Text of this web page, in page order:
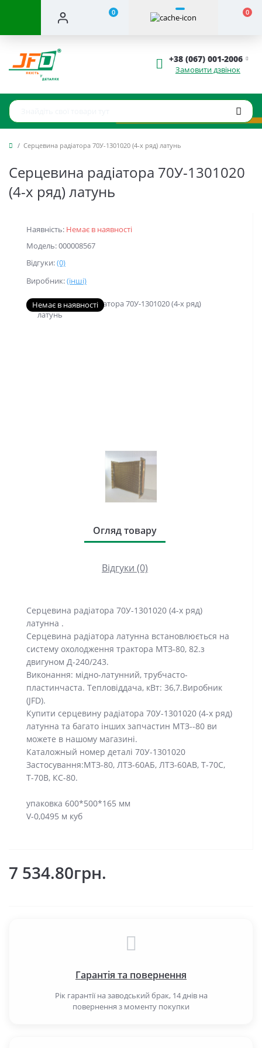
0 0
+38 (067) 001-2006
Замовити дзвінок
Серцевина радіатора 70У-1301020 (4-х ряд) латунь
Серцевина радіатора 70У-1301020
(4-х ряд) латунь
Наявність: Немає в наявності
Модель: 000008567
Відгуки:(0)
Виробник:(інші)
Немає в наявності
Огляд товару
Відгуки (0)
Серцевина радіатора 70У-1301020 (4-х ряд)
латунна .
Серцевина радіатора латунна встановлюється на
систему охолодження трактора МТЗ-80, 82.з
двигуном Д-240/243.
Виконання: мідно-латунний, трубчасто-
пластинчаста. Тепловіддача, кВт: 36,7.Виробник
(JFD).
Купити серцевину радіатора 70У-1301020 (4-х ряд)
латунна та багато інших запчастин МТЗ--80 ви
можете в нашому магазині.
Каталожный номер деталі 70У-1301020
Застосування:МТЗ-80, ЛТЗ-60АБ, ЛТЗ-60АВ, Т-70С,
Т-70В, КС-80.
упаковка 600*500*165 мм
V-0,0495 м куб
7 534.80грн.
Гарантія та повернення
Рік гарантії на заводський брак, 14 днів на
повернення з моменту покупки